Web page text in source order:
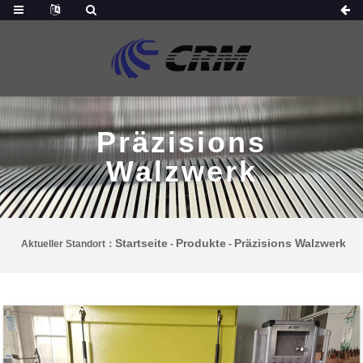
Präzisions
Walzwerk
Aktueller Standort： Startseite - Produkte - Präzisions Walzwerk